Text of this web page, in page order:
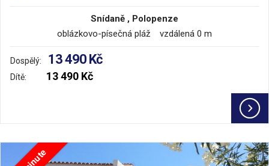
Snídaně , Polopenze
oblázkovo-písečná pláž vzdálená 0 m
Dospělý: 13 490 Kč
Dítě: 13 490 Kč